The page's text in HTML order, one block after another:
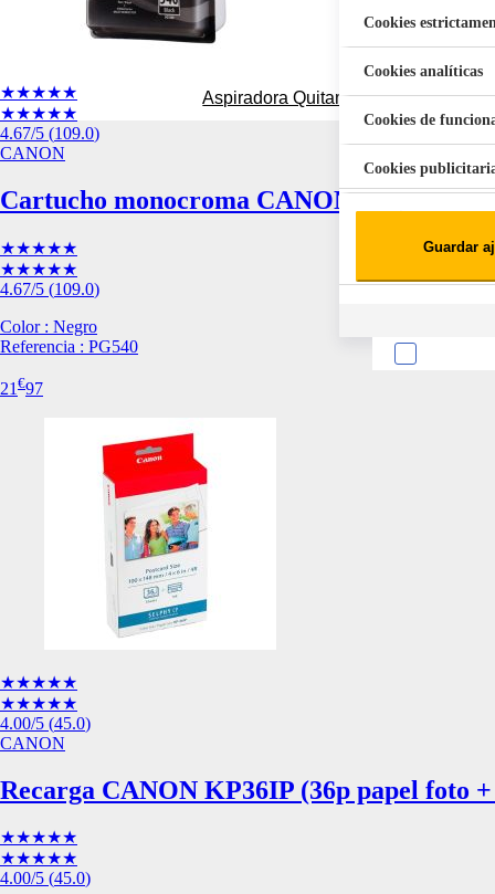
Aspiradora Quitamanchas 450W
★★★★★
★★★★★
4.67/5 (109.0)
CANON
Cartucho monocroma CANON PG-540
★★★★★
★★★★★
4.67/5 (109.0)
Color : Negro
Referencia : PG540
21€97
★★★★★
★★★★★
4.00/5 (45.0)
CANON
Recarga CANON KP36IP (36p papel foto
★★★★★
★★★★★
4.00/5 (45.0)
Cookies
Cookies analíticas
Cookies de
Cookies
presentación del
Guardar